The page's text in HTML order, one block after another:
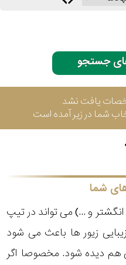
جستجو
یافت نشد
شما در زیر آمده است
شما
انگشتر و ...) می تواند در تیپ
زیور ها باعث می شود
هم دیده شود. مخصوصا اگر